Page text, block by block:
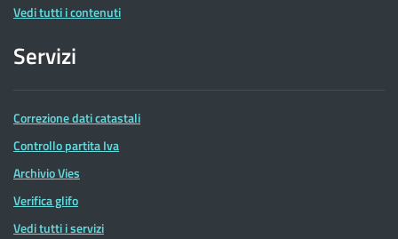
Vedi tutti i contenuti
Servizi
Correzione dati catastali
Controllo partita Iva
Archivio Vies
Verifica glifo
Vedi tutti i servizi